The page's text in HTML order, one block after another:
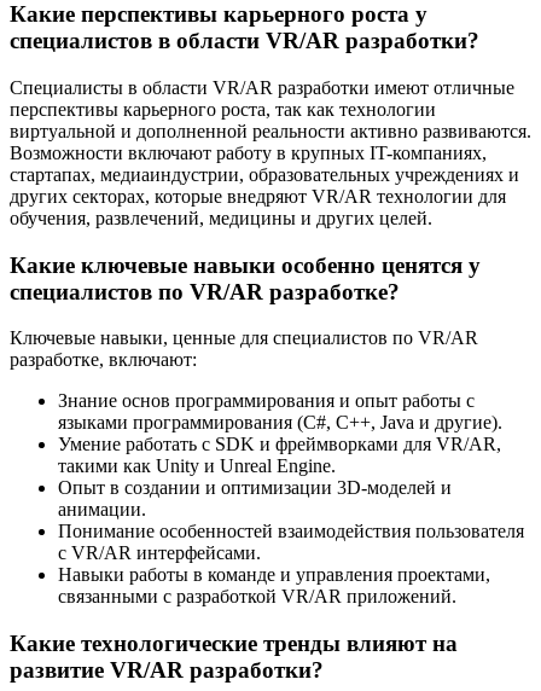
Какие перспективы карьерного роста у
специалистов в области VR/AR разработки?
Специалисты в области VR/AR разработки имеют отличные
перспективы карьерного роста, так как технологии
виртуальной и дополненной реальности активно развиваются.
Возможности включают работу в крупных IT-компаниях,
стартапах, медиаиндустрии, образовательных учреждениях и
других секторах, которые внедряют VR/AR технологии для
обучения, развлечений, медицины и других целей.
Какие ключевые навыки особенно ценятся у
специалистов по VR/AR разработке?
Ключевые навыки, ценные для специалистов по VR/AR
разработке, включают:
Знание основ программирования и опыт работы с
языками программирования (C#, C++, Java и другие).
Умение работать с SDK и фреймворками для VR/AR,
такими как Unity и Unreal Engine.
Опыт в создании и оптимизации 3D-моделей и
анимации.
Понимание особенностей взаимодействия пользователя
с VR/AR интерфейсами.
Навыки работы в команде и управления проектами,
связанными с разработкой VR/AR приложений.
Какие технологические тренды влияют на
развитие VR/AR разработки?